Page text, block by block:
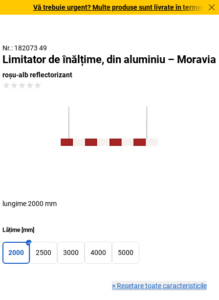
Vă trebuie urgent? Multe produse sunt livrate în termen de
Nr.: 182073 49
Limitator de înălțime, din aluminiu – Moravia
roșu-alb reflectorizant
lungime 2000 mm
Lățime[mm]
2000 2500 3000 4000 5000
× Resetare toate caracteristicile